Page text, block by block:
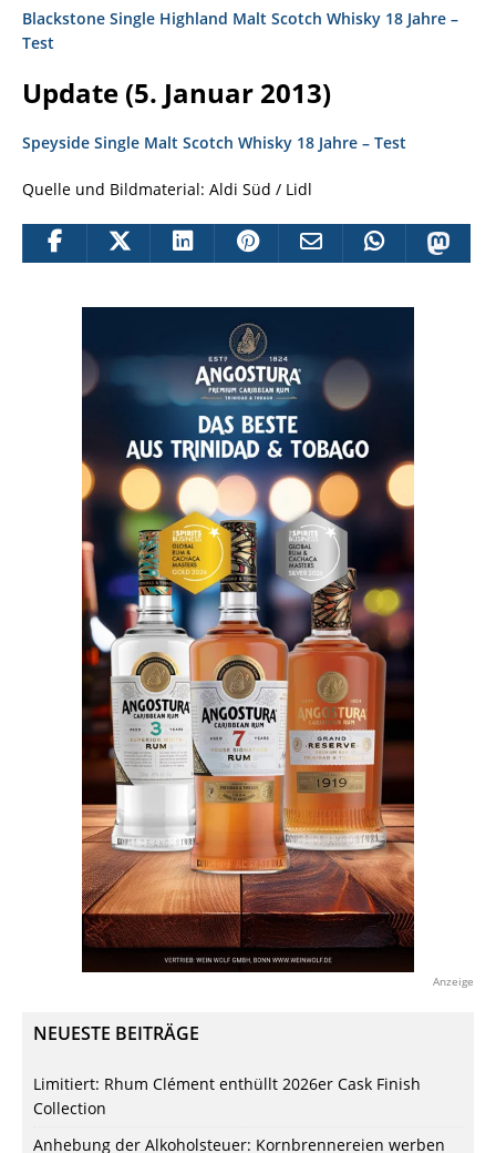
Blackstone Single Highland Malt Scotch Whisky 18 Jahre –
Test
Update (5. Januar 2013)
Speyside Single Malt Scotch Whisky 18 Jahre – Test
Quelle und Bildmaterial: Aldi Süd / Lidl
Anzeige
NEUESTE BEITRÄGE
Limitiert: Rhum Clément enthüllt 2026er Cask Finish
Collection
Anhebung der Alkoholsteuer: Kornbrennereien werben